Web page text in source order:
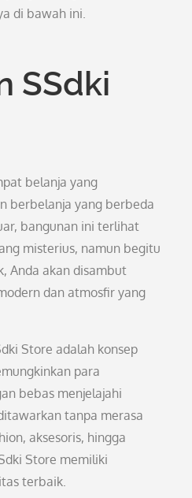
di bawah ini.
SSdki
belanja yang
berbelanja yang berbeda
bangunan ini terlihat
misterius, namun begitu
Anda akan disambut
dan atmosfir yang
Store adalah konsep
para
bebas menjelajahi
tanpa merasa
aksesoris, hingga
Store memiliki
terbaik.